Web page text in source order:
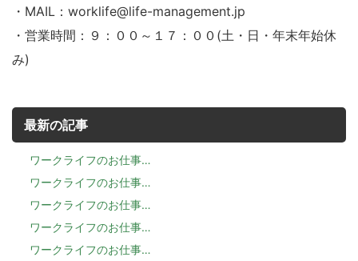
・MAIL：worklife@life-management.jp
・営業時間：９：００～１７：００(土・日・年末年始休
み)
最新の記事
ワークライフのお仕事…
ワークライフのお仕事…
ワークライフのお仕事…
ワークライフのお仕事…
ワークライフのお仕事…